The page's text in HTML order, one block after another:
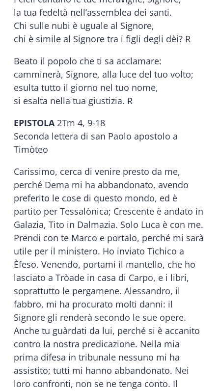
la tua fedeltà nell’assemblea dei santi.
Chi sulle nubi è uguale al Signore,
chi è simile al Signore tra i figli degli dèi? R
Beato il popolo che ti sa acclamare:
camminerà, Signore, alla luce del tuo volto;
esulta tutto il giorno nel tuo nome,
si esalta nella tua giustizia. R
EPISTOLA2Tm 4, 9-18
Seconda lettera di san Paolo apostolo a
Timòteo
Carissimo, cerca di venire presto da me,
perché Dema mi ha abbandonato, avendo
preferito le cose di questo mondo, ed è
partito per Tessalònica; Crescente è andato in
Galazia, Tito in Dalmazia. Solo Luca è con me.
Prendi con te Marco e portalo, perché mi sarà
utile per il ministero. Ho inviato Tìchico a
Èfeso. Venendo, portami il mantello, che ho
lasciato a Tròade in casa di Carpo, e i libri,
soprattutto le pergamene. Alessandro, il
fabbro, mi ha procurato molti danni: il
Signore gli renderà secondo le sue opere.
Anche tu guàrdati da lui, perché si è accanito
contro la nostra predicazione. Nella mia
prima difesa in tribunale nessuno mi ha
assistito; tutti mi hanno abbandonato. Nei
loro confronti, non se ne tenga conto. Il